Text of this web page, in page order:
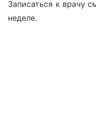
Записаться к врачу
неделе.